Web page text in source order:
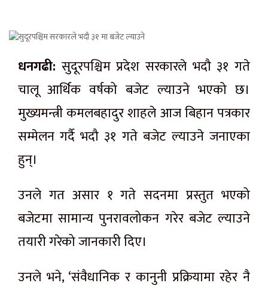
धनगढी: सुदूरपश्चिम प्रदेश सरकारले भदौ ३१ गते
चालू आर्थिक वर्षको बजेट ल्याउने भएको छ।
मुख्यमन्त्री कमलबहादुर शाहले आज बिहान पत्रकार
सम्मेलन गर्दै भदौ ३१ गते बजेट ल्याउने जनाएका
हुन्।
उनले गत असार १ गते सदनमा प्रस्तुत भएको
बजेटमा सामान्य पुनरावलोकन गरेर बजेट ल्याउने
तयारी गरेको जानकारी दिए।
उनले भने, ‘संवैधानिक र कानुनी प्रक्रियामा रहेर नै